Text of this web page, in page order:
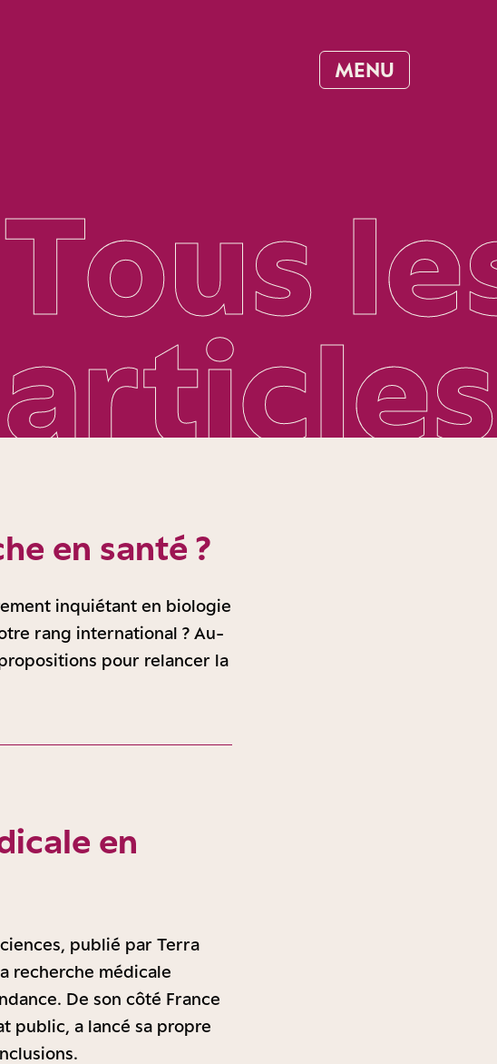
MENU
Tous
articles
en santé ?
inquiétant en biologie
rang international ? Au-
pour relancer la
en
publié par Terra
recherche médicale
De son côté France
public, a lancé sa propre